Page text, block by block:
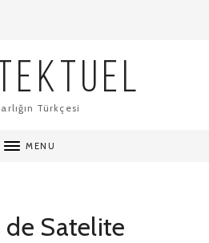
Türkçesi
MENU
de Satelite